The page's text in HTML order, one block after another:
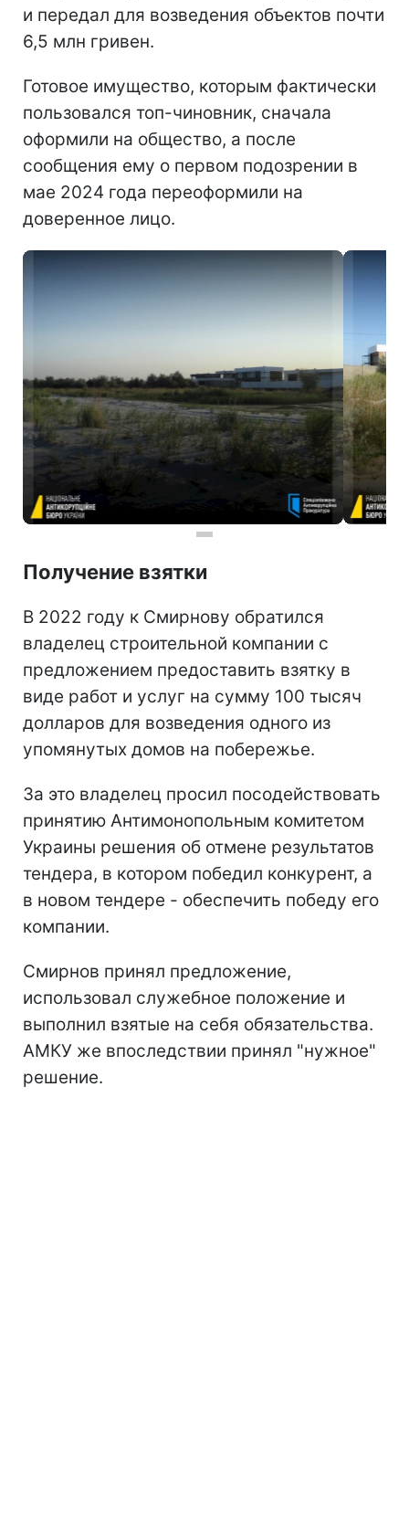
и передал для возведения объектов почти
6,5 млн гривен.
Готовое имущество, которым фактически
пользовался топ-чиновник, сначала
оформили на общество, а после
сообщения ему о первом подозрении в
мае 2024 года переоформили на
доверенное лицо.
Получение взятки
В 2022 году к Смирнову обратился
владелец строительной компании с
предложением предоставить взятку в
виде работ и услуг на сумму 100 тысяч
долларов для возведения одного из
упомянутых домов на побережье.
За это владелец просил посодействовать
принятию Антимонопольным комитетом
Украины решения об отмене результатов
тендера, в котором победил конкурент, а
в новом тендере - обеспечить победу его
компании.
Смирнов принял предложение,
использовал служебное положение и
выполнил взятые на себя обязательства.
АМКУ же впоследствии принял "нужное"
решение.